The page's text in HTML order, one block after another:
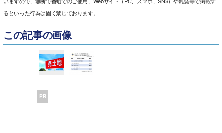
るといった行為は固く禁じております。
この記事の画像
PR